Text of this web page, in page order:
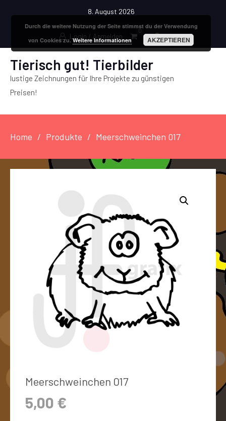
8. August 2026
Login / Anmelden
0
Tierisch gut! Tierbilder
lustige Zeichnungen für Ihre Projekte zu günstigen
Preisen!
Home Produkte Meerschweinchen 017
Meerschweinchen 017
5,00 €
Durch die weitere Nutzung der Seite stimmst du der Verwendung
von Cookies zu.Weitere Informationen AKZEPTIEREN